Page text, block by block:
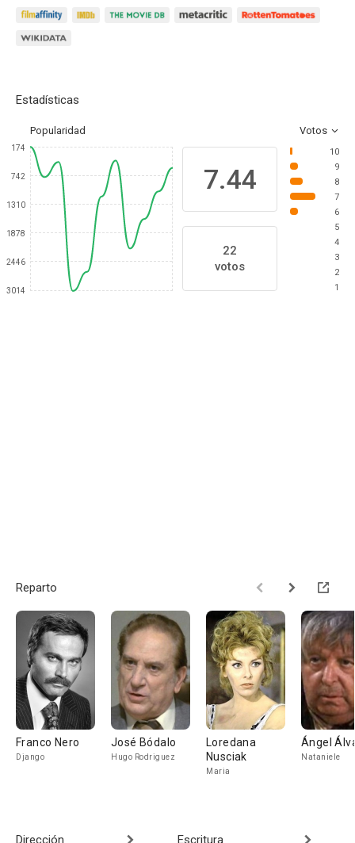
Estadísticas
Popularidad Votos
174
742
1310
1878
2446
3014
7.44
22
votos
10
9
8
7
6
5
4
3
2
1
Reparto
Franco Nero
Django
José Bódalo
Hugo Rodriguez
Loredana
Nusciak
Maria
Ángel
Nataniele
Dirección Escritura